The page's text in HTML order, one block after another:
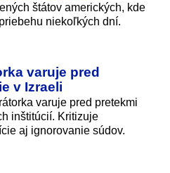
štátov amerických, kde
niekoľkých dní.
varuje pred
v Izraeli
varuje pred pretekmi
inštitúcií. Kritizuje
aj ignorovanie súdov.